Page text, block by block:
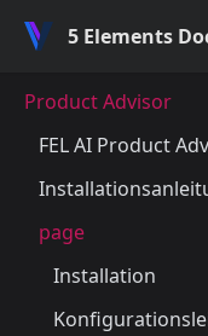
5 Elements
Product Advisor
FEL AI Product
page
Installation